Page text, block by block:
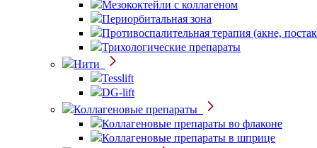
Мезококтейли с коллагеном
Периорбитальная зона
Противоспалительная терапия (акне,
Трихологические препараты
Нити
Tesslift
DG-lift
Коллагеновые препараты
Коллагеновые препараты во флаконе
Коллагеновые препараты в шприце